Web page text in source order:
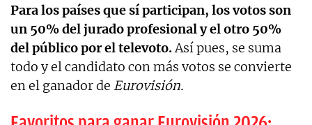
Para los países que sí participan, los votos son
un 50% del jurado profesional y el otro 50%
del público por el televoto.Así pues, se suma
todo y el candidato con más votos se convierte
en el ganador de Eurovisión.